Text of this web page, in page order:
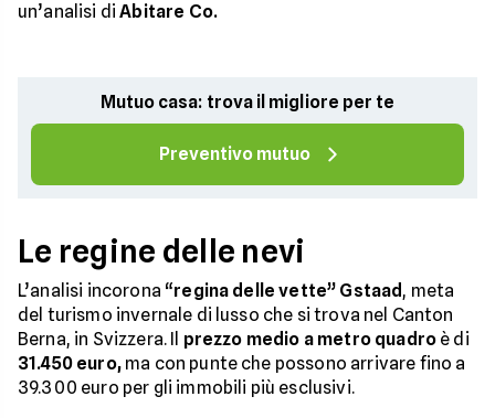
un’analisi diAbitare Co.
Mutuo casa: trova il migliore per te
Preventivo mutuo
Le regine delle nevi
L’analisi incorona “regina delle vette” Gstaad , meta
del turismo invernale di lusso che si trova nel Canton
Berna, in Svizzera. Il prezzo medio a metro quadro è di
31.450 euro,ma con punte che possono arrivare fino a
39.300 euro per gli immobili più esclusivi.